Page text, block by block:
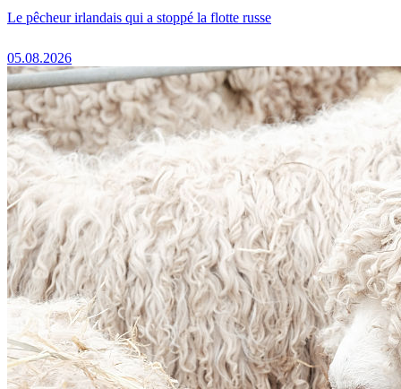
Le pêcheur irlandais qui a stoppé la flotte russe
05.08.2026